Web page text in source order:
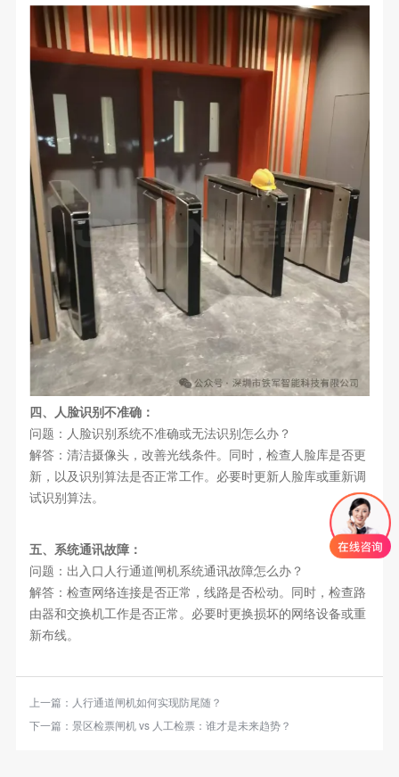
四、人脸识别不准确：
问题：人脸识别系统不准确或无法识别怎么办？
解答：清洁摄像头，改善光线条件。同时，检查人脸库是否更
新，以及识别算法是否正常工作。必要时更新人脸库或重新调
试识别算法。
五、系统通讯故障：
问题：出入口人行通道闸机系统通讯故障怎么办？
解答：检查网络连接是否正常，线路是否松动。同时，检查路
由器和交换机工作是否正常。必要时更换损坏的网络设备或重
新布线。
上一篇： 人行通道闸机如何实现防尾随？
下一篇： 景区检票闸机 vs 人工检票：谁才是未来趋势？